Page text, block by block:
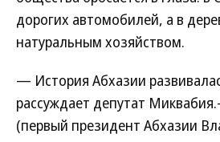
дорогих автомобилей, а в
натуральным хозяйством.
— История Абхазии
рассуждает депутат
(первый президент Абхазии